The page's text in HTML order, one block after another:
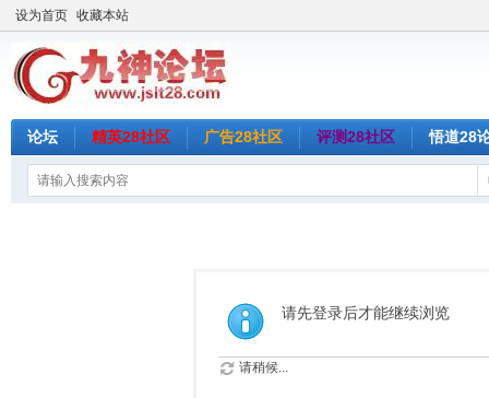
设为首页 收藏本站
论坛 精英28社区 广告28社区 评测28社区 悟道28
请先登录后才能继续浏览
请稍候...